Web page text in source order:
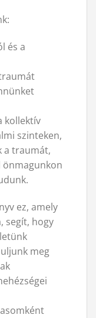
és a
kollektív
szinteken,
a traumát,
önmagunkon
ez, amely
segít, hogy
meg